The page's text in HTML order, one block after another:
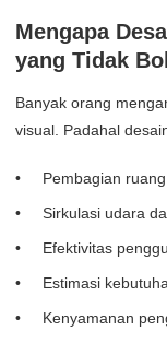
Mengapa
yang Tidak
Banyak orang
visual. Padahal
Pembagian
Sirkulasi udara
Efektivitas
Estimasi
Kenyamanan